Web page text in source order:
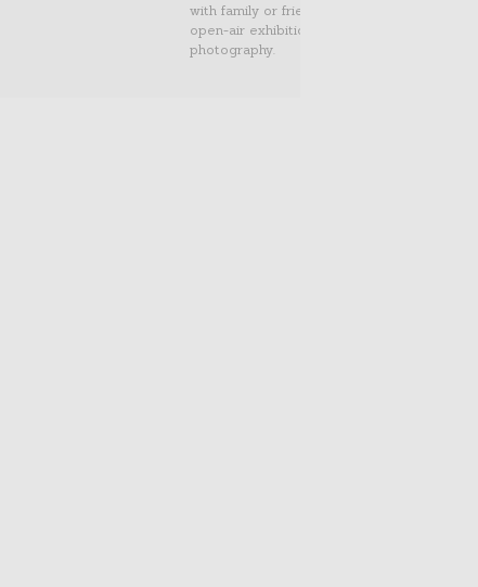
with family or friends, as newcomers or
open-air exhibitions of some of the
photography.